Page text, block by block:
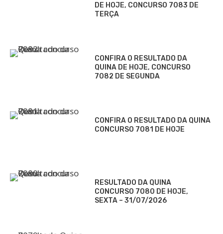
DE HOJE, CONCURSO 7083 DE
TERÇA
CONFIRA O RESULTADO DA
QUINA DE HOJE, CONCURSO
7082 DE SEGUNDA
CONFIRA O RESULTADO DA QUINA
CONCURSO 7081 DE HOJE
RESULTADO DA QUINA
CONCURSO 7080 DE HOJE,
SEXTA – 31/07/2026